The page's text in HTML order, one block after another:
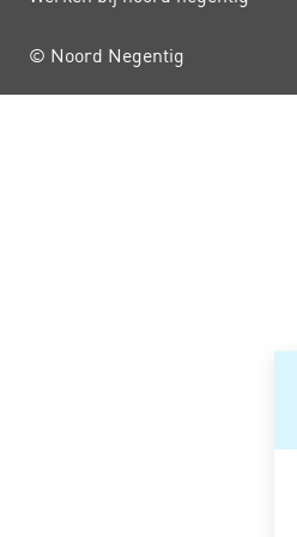
© Noord Negentig